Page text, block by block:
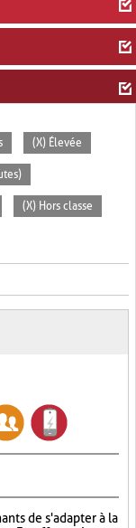
(X) Élevée
(X) Hors classe
de s'adapter à la